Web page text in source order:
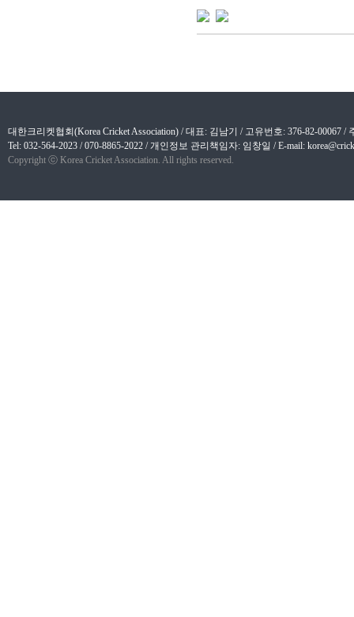
대한크리켓협회(Korea Cricket Association) / 대표: 김남기 / 고유번호: 376-82-00067
Tel: 032-564-2023 / 070-8865-2022 / 개인정보 관리책임자: 임창일 / E-mail:
Copyright ⓒ Korea Cricket Association. All rights reserved.